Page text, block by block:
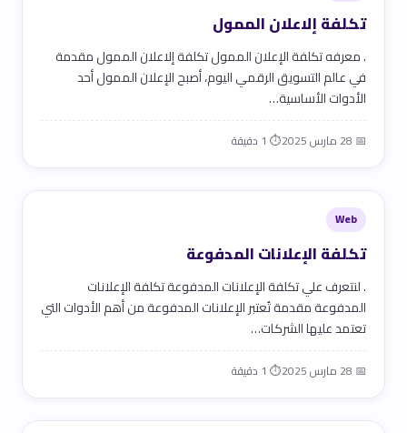
تكلفة إلاعلان الممول
. معرفه تكلفة الإعلان الممول تكلفة إلاعلان الممول مقدمة
في عالم التسويق الرقمي اليوم، أصبح الإعلان الممول أحد
الأدوات الأساسية…
📅 28 مارس 2025 ⏱ 1 دقيقة
Web
تكلفة الإعلانات المدفوعة
. لنتعرف علي تكلفة الإعلانات المدفوعة تكلفة الإعلانات
المدفوعة مقدمة تُعتبر الإعلانات المدفوعة من أهم الأدوات التي
تعتمد عليها الشركات…
📅 28 مارس 2025 ⏱ 1 دقيقة